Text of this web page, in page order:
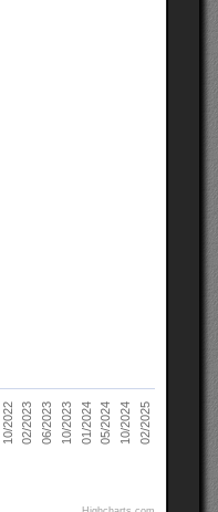
10/2022 02/2023 06/2023 10/2023 01/2024 05/2024 10/2024 02/2025